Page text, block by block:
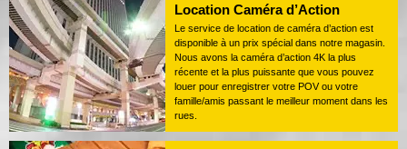
Location Caméra d’Action
Le service de location de caméra d’action est
disponible à un prix spécial dans notre magasin.
Nous avons la caméra d’action 4K la plus
récente et la plus puissante que vous pouvez
louer pour enregistrer votre POV ou votre
famille/amis passant le meilleur moment dans les
rues.